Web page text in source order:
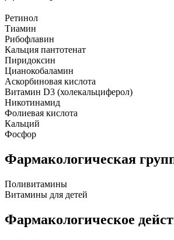
Ретинол
Тиамин
Рибофлавин
Кальция пантотенат
Пиридоксин
Цианокобаламин
Аскорбиновая кислота
Витамин D3 (холекальциферол)
Никотинамид
Фолиевая кислота
Кальций
Фосфор
Фармакологическая
Поливитамины
Витамины для детей
Фармакологическое